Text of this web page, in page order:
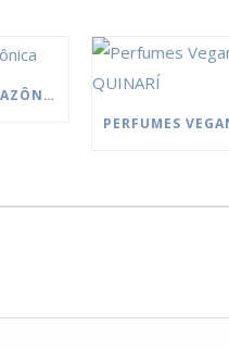
MANTEIGAS DA FLORESTA AMAZÔNICA